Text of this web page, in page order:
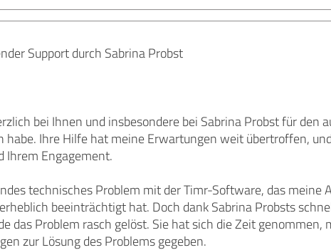
Support durch Sabrina Probst
bei Ihnen und insbesondere bei Sabrina Probst für den
habe. Ihre Hilfe hat meine Erwartungen weit übertroffen,
Ihrem Engagement.
technisches Problem mit der Timr-Software, das meine
beeinträchtigt hat. Doch dank Sabrina Probsts
das Problem rasch gelöst. Sie hat sich die Zeit genommen,
zur Lösung des Problems gegeben.